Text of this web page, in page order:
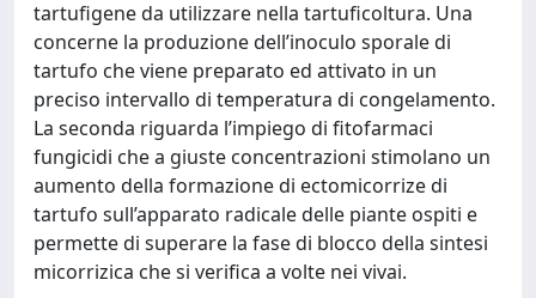
tartufigene da utilizzare nella tartuficoltura. Una
concerne la produzione dell’inoculo sporale di
tartufo che viene preparato ed attivato in un
preciso intervallo di temperatura di congelamento.
La seconda riguarda l’impiego di fitofarmaci
fungicidi che a giuste concentrazioni stimolano un
aumento della formazione di ectomicorrize di
tartufo sull’apparato radicale delle piante ospiti e
permette di superare la fase di blocco della sintesi
micorrizica che si verifica a volte nei vivai.